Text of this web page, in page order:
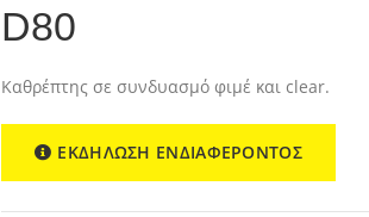
D80
Καθρέπτης σε συνδυασμό φιμέ και clear.
ΕΚΔΗΛΩΣΗ ΕΝΔΙΑΦΕΡΟΝΤΟΣ